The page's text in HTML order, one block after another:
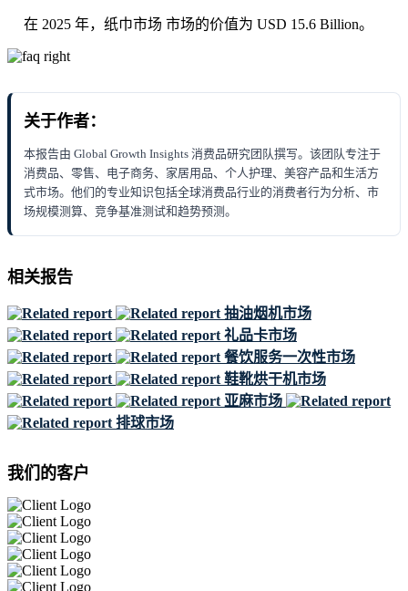
在 2025 年，纸巾市场 市场的价值为 USD 15.6 Billion。
关于作者：
本报告由 Global Growth Insights 消费品研究团队撰写。该团队专注于
消费品、零售、电子商务、家居用品、个人护理、美容产品和生活方
式市场。他们的专业知识包括全球消费品行业的消费者行为分析、市
场规模测算、竞争基准测试和趋势预测。
相关报告
抽油烟机市场
礼品卡市场
餐饮服务一次性市场
鞋靴烘干机市场
亚麻市场
排球市场
我们的客户